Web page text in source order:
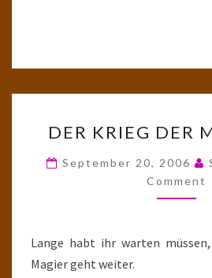
DER
(3)
DER KRIEG DER
September 20, 2006
Comment
Lange habt ihr warten
Magier geht weiter.